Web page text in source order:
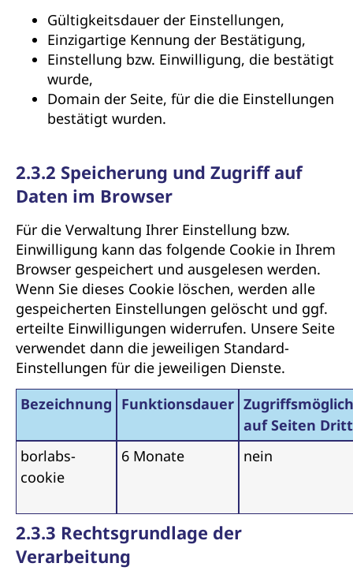
Gültigkeitsdauer der Einstellungen,
Einzigartige Kennung der Bestätigung,
Einstellung bzw. Einwilligung, die bestätigt
wurde,
Domain der Seite, für die die Einstellungen
bestätigt wurden.
2.3.2 Speicherung und Zugriff auf
Daten im Browser
Für die Verwaltung Ihrer Einstellung bzw.
Einwilligung kann das folgende Cookie in Ihrem
Browser gespeichert und ausgelesen werden.
Wenn Sie dieses Cookie löschen, werden alle
gespeicherten Einstellungen gelöscht und ggf.
erteilte Einwilligungen widerrufen. Unsere Seite
verwendet dann die jeweiligen Standard-
Einstellungen für die jeweiligen Dienste.
Bezeichnung Funktionsdauer
auf Seiten
borlabs-
cookie
6 Monate nein
2.3.3 Rechtsgrundlage der
Verarbeitung